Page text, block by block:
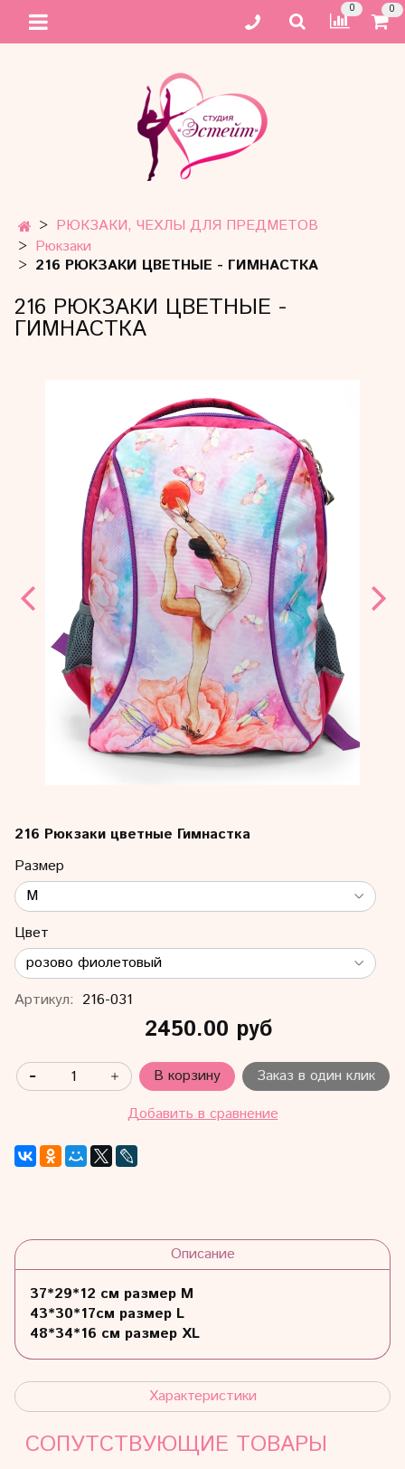
0 0
РЮКЗАКИ, ЧЕХЛЫ ДЛЯ ПРЕДМЕТОВ
Рюкзаки
216 РЮКЗАКИ ЦВЕТНЫЕ - ГИМНАСТКА
216 РЮКЗАКИ ЦВЕТНЫЕ -
ГИМНАСТКА
216 Рюкзаки цветные Гимнастка
Размер
Цвет
Артикул: 216-031
2450.00 руб
В корзину
Заказ в один клик
Добавить в сравнение
Описание
37*29*12 см размер М
43*30*17см размер L
48*34*16 см размер XL
Характеристики
СОПУТСТВУЮЩИЕ ТОВАРЫ